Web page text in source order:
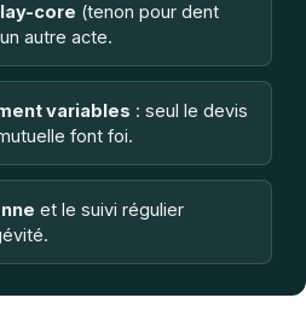
core (tenon pour dent
autre acte.
variables : seul le devis
font foi.
et le suivi régulier